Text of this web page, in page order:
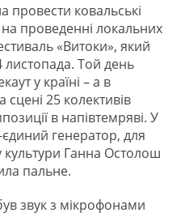
провести ковальські
проведенні локальних
«Витоки», який
листопада. Той день
у країні – а в
сцені 25 колективів
в напівтемряві. У
генератор, для
культури Ганна Остолош
пальне.
звук з мікрофонами